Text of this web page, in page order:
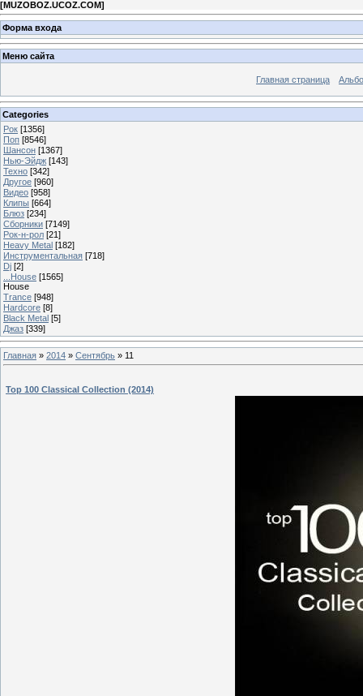
[MUZOBOZ.UCOZ.COM]
Форма входа
Меню сайта
Главная страница
Categories
Рок [1356]
Поп [8546]
Шансон [1367]
Нью-Эйдж [143]
Техно [342]
Другое [960]
Видео [958]
Клипы [664]
Блюз [234]
Сборники [7149]
Рок-н-рол [21]
Heavy Metal [182]
Инструментальная [718]
Dj [2]
...House [1565]
House
Trance [948]
Hardcore [8]
Black Metal [5]
Джаз [339]
Главная » 2014 » Сентябрь » 11
Top 100 Classical Collection (2014)